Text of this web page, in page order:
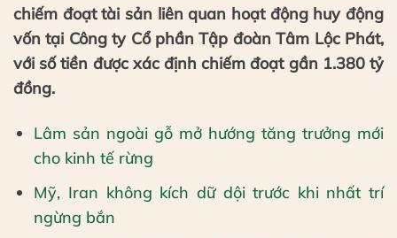
chiếm đoạt tài sản liên quan hoạt động huy động
vốn tại Công ty Cổ phần Tập đoàn Tâm Lộc Phát,
với số tiền được xác định chiếm đoạt gần 1.380 tỷ
đồng.
Lâm sản ngoài gỗ mở hướng tăng trưởng mới
cho kinh tế rừng
Mỹ, Iran không kích dữ dội trước khi nhất trí
ngừng bắn